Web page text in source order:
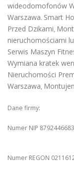
wideodomofonów
Warszawa. Smart
Przed Dzikami,
nieruchomościami
Serwis Maszyn
Wymiana kratek
Nieruchomości
Warszawa,
Dane firmy:
Numer NIP 8792446683
Numer REGON